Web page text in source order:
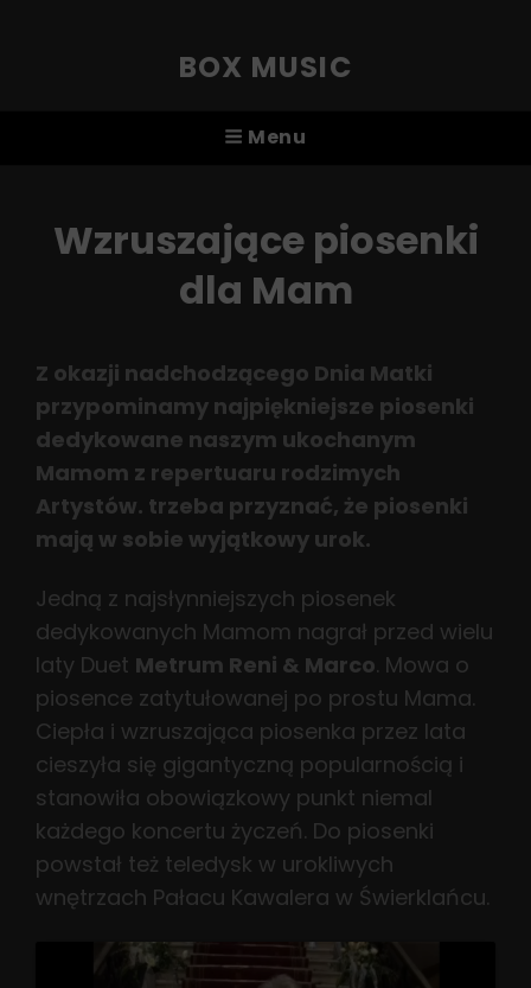
BOX MUSIC
Menu
Wzruszające piosenki
dla Mam
Z okazji nadchodzącego Dnia Matki
przypominamy najpiękniejsze piosenki
dedykowane naszym ukochanym
Mamom z repertuaru rodzimych
Artystów. trzeba przyznać, że piosenki
mają w sobie wyjątkowy urok.
Jedną z najsłynniejszych piosenek
dedykowanych Mamom nagrał przed wielu
laty Duet Metrum Reni & Marco. Mowa o
piosence zatytułowanej po prostu Mama.
Ciepła i wzruszająca piosenka przez lata
cieszyła się gigantyczną popularnością i
stanowiła obowiązkowy punkt niemal
każdego koncertu życzeń. Do piosenki
powstał też teledysk w urokliwych
wnętrzach Pałacu Kawalera w Świerklańcu.